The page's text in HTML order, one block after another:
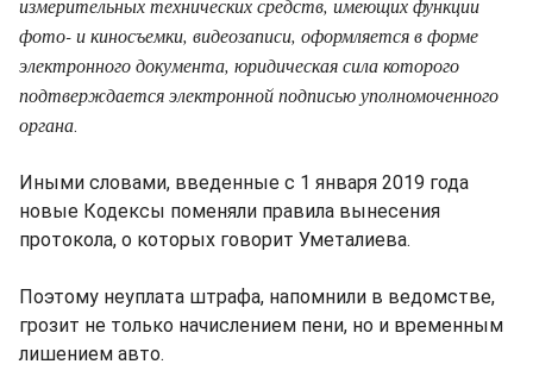
измерительных технических средств, имеющих функции
фото- и киносъемки, видеозаписи, оформляется в форме
электронного документа, юридическая сила которого
подтверждается электронной подписью уполномоченного
органа.
Иными словами, введенные с 1 января 2019 года
новые Кодексы поменяли правила вынесения
протокола, о которых говорит Уметалиева.
Поэтому неуплата штрафа, напомнили в ведомстве,
грозит не только начислением пени, но и временным
лишением авто.